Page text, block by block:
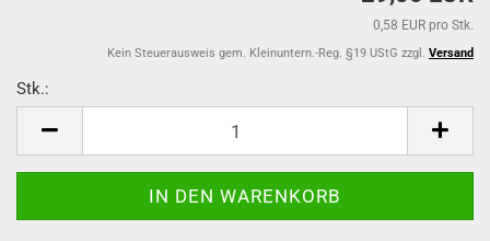
0,58 EUR pro Stk.
Kein Steuerausweis gem. Kleinuntern.-Reg. §19 UStG zzgl. Versand
Stk.: